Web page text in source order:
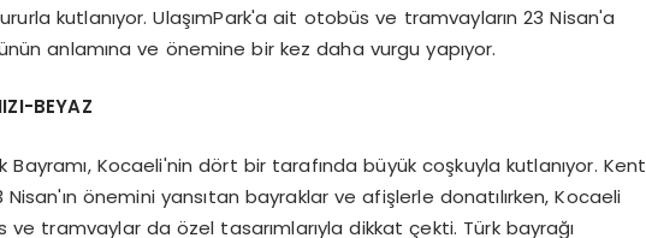
kutlanıyor. UlaşımPark'a ait otobüs ve tramvayların 23 Nisan'a
anlamına ve önemine bir kez daha vurgu yapıyor.
BEYAZ
Bayramı, Kocaeli'nin dört bir tarafında büyük coşkuyla kutlanıyor. Kent
önemini yansıtan bayraklar ve afişlerle donatılırken, Kocaeli
tramvaylar da özel tasarımlarıyla dikkat çekti. Türk bayrağı